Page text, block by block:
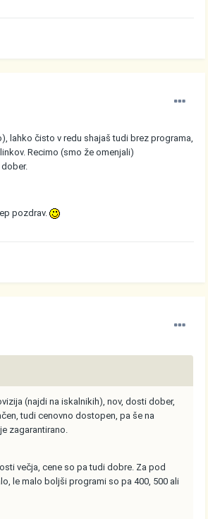
lahko čisto v redu shajaš tudi brez programa,
Recimo (smo že omenjali)
pozdrav.
(najdi na iskalnikih), nov, dosti dober,
tudi cenovno dostopen, pa še na
zagarantirano.
večja, cene so pa tudi dobre. Za pod
le malo boljši programi so pa 400, 500 ali